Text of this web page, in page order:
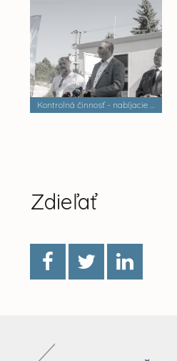
Kontrolná činnosť - nabíjacie stanice elektrobusov
Zdieľať